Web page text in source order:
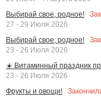
Выбирай свое, родное!
27 - 29 Июля 2026
Выбирай свое, родное!
23 - 26 Июля 2026
☀️ Витаминный праздник
23 - 26 Июля 2026
Фрукты и овощи!